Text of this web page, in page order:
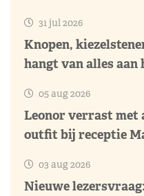
31 jul 2026
Knopen,
hangt van alles aan
05 aug 2026
Leonor verrast met
outfit bij receptie
03 aug 2026
Nieuwe